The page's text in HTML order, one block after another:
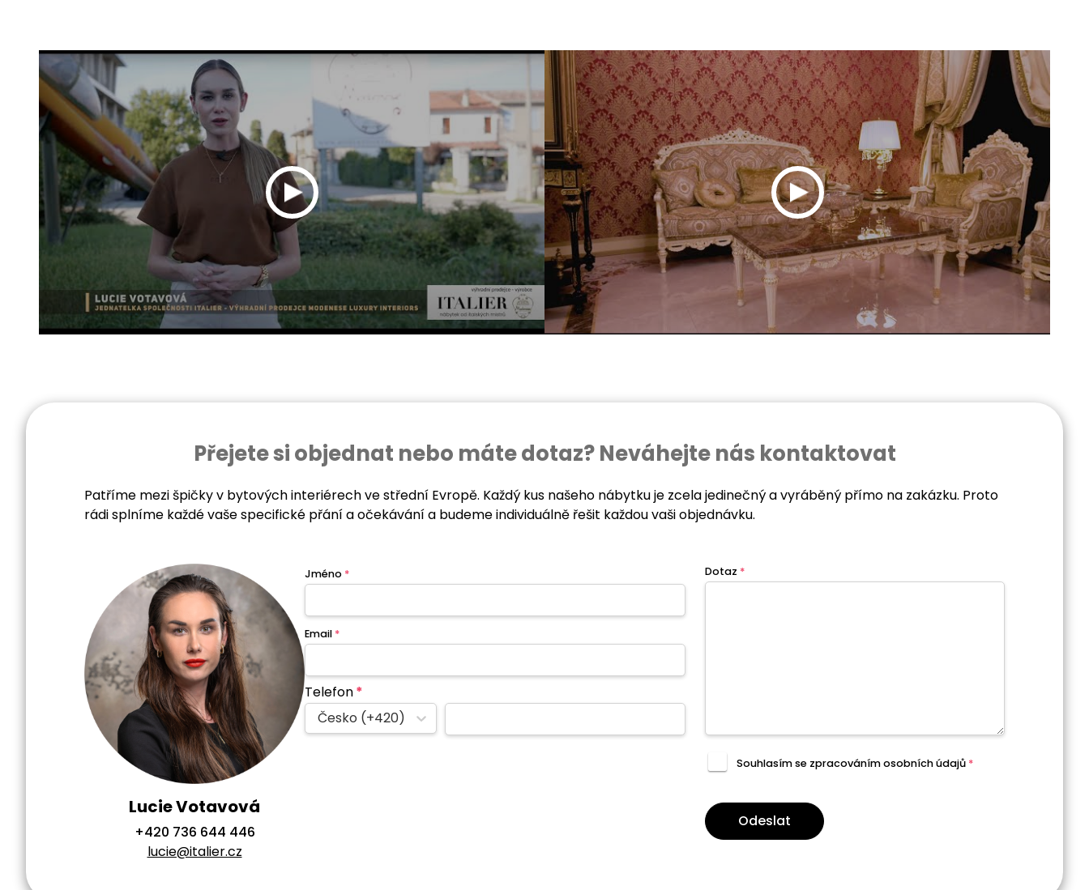
Přejete si objednat nebo máte dotaz? Neváhejte nás kontaktovat
Patříme mezi špičky v bytových interiérech ve střední Evropě. Každý kus našeho nábytku je zcela jedinečný a vyráběný přímo na zakázku. Proto
rádi splníme každé vaše specifické přání a očekávání a budeme individuálně řešit každou vaši objednávku.
Lucie Votavová
+420 736 644 446
lucie@italier.cz
Jméno *
Email *
Telefon*
Česko (+420)
Dotaz *
Souhlasím se zpracovánímosobních údajů *
Odeslat